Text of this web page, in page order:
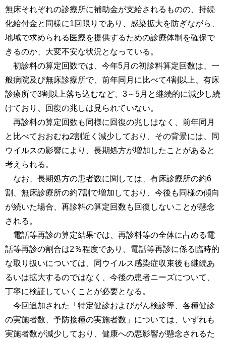
無床それぞれの診療所に補助金が支給されるものの、持続
化給付金と同様に1回限りであり、感染拡大を防ぎながら、
地域で求められる医療を提供するための診療体制を確保で
きるのか、大変不安な状況となっている。
初診料の算定回数では、今年5月の初診料算定回数は、一
般病院及び無床診療所で、前年同月に比べて4割以上、有床
診療所で3割以上落ち込むなど、3～5月と継続的に減少し続
けており、回復の兆しは見られていない。
再診料の算定回数も同様に回復の兆しはなく、前年同月
と比べておおむね2割近く減少しており、その背景には、同
ウイルスの影響により、長期処方が増加したことがあると
考えられる。
なお、長期処方の患者数に関しては、有床診療所の約6
割、無床診療所の約7割で増加しており、今後も同様の傾向
が続いた場合、再診料の算定回数も回復しないことが懸念
される。
電話等再診の算定結果では、再診料等の全体に占める電
話等再診の割合は2％程度であり、電話等再診に係る臨時的
な取り扱いについては、同ウイルス感染症収束後も継続あ
るいは拡大するのではなく、今後の患者ニーズについて、
丁寧に検証していくことが必要となる。
今回追加された「特定健診およびがん検診等、各種健診
の実施者数、予防接種の実施者数」については、いずれも
実施者数が減少しており、健康への悪影響が懸念されるた